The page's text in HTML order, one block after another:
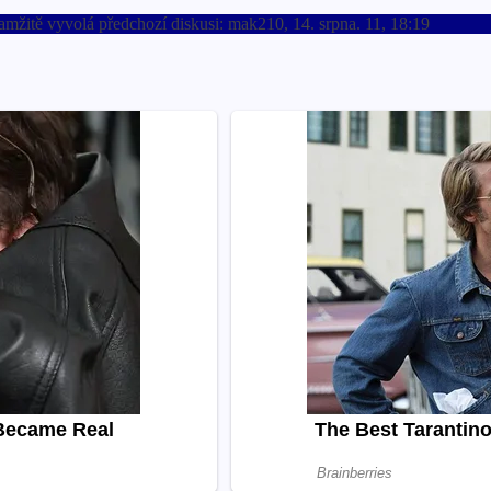
vyvolá předchozí diskusi: mak210, 14. srpna. 11, 18:19